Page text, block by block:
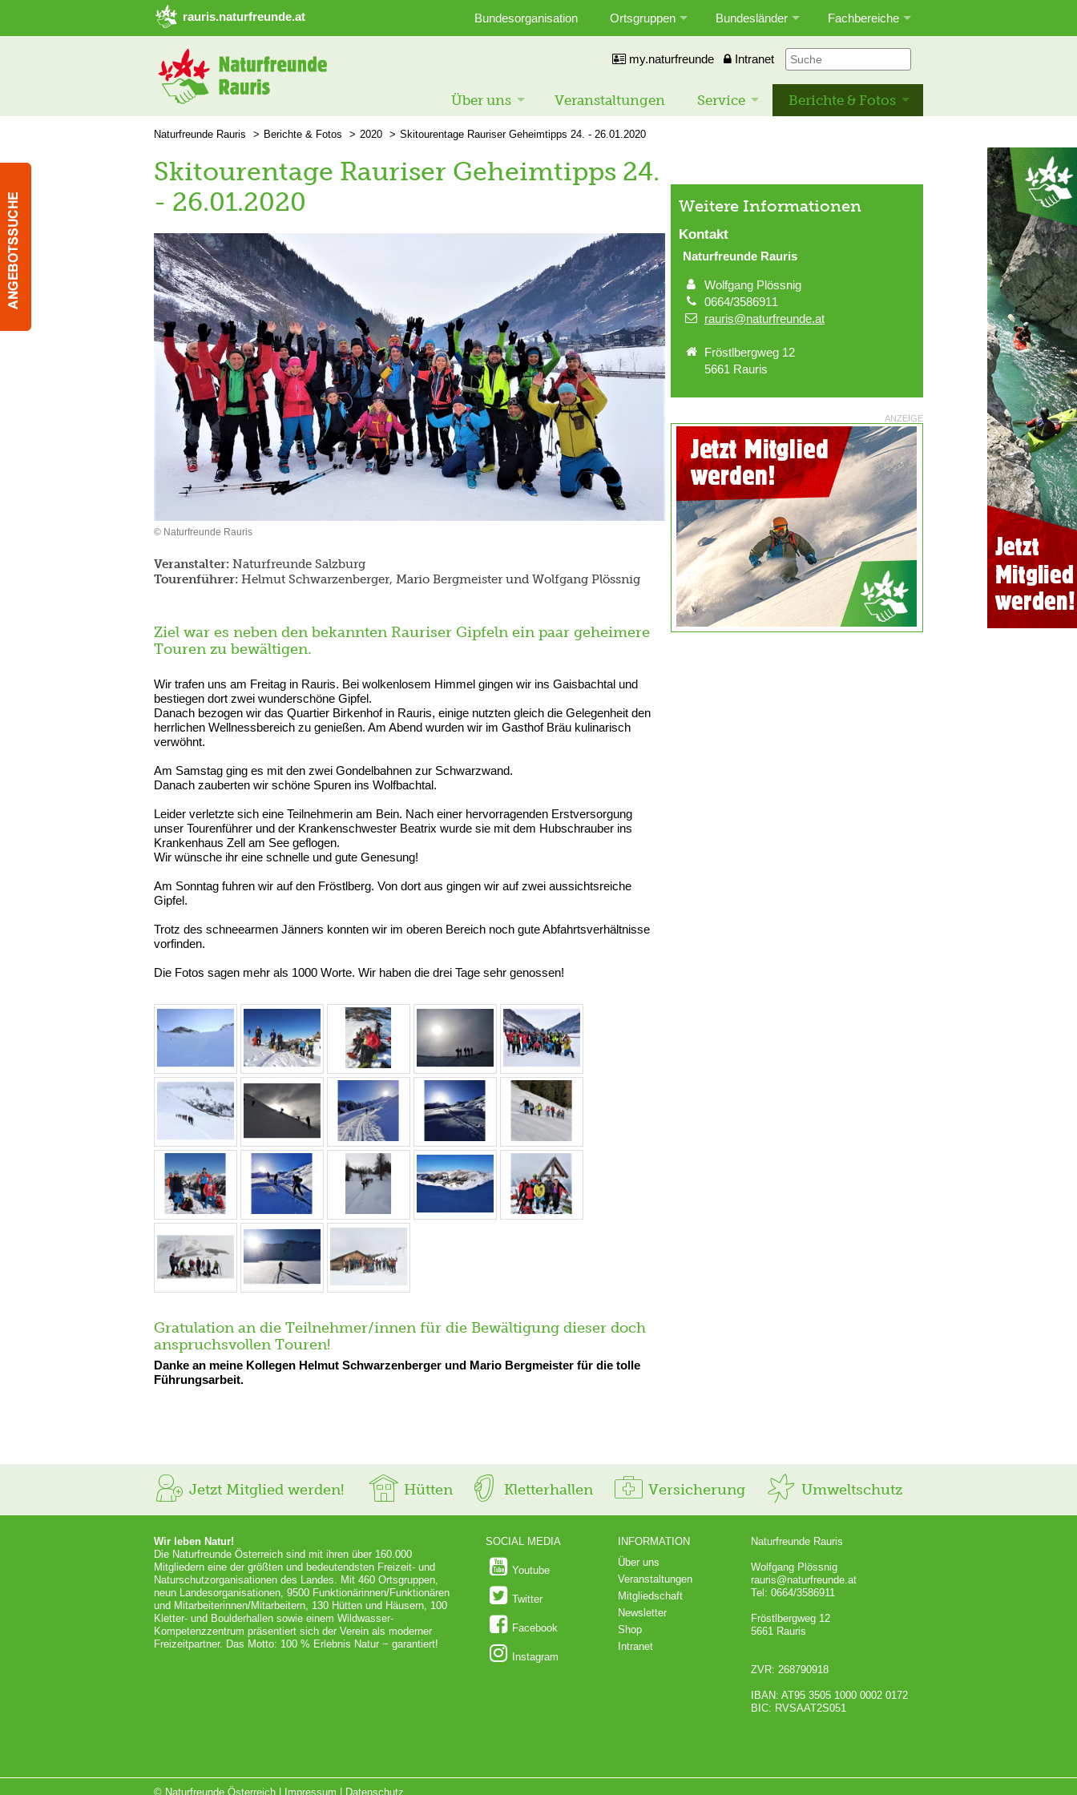
➜ Hauptregion der Seite anspringen
rauris.naturfreunde.at Bundesorganisation Ortsgruppen Bundesländer Fachbereiche
my.naturfreunde Intranet
Über uns Veranstaltungen Service Berichte & Fotos
Naturfreunde Rauris Berichte & Fotos 2020 Skitourentage Rauriser Geheimtipps 24. - 26.01.2020
Skitourentage Rauriser Geheimtipps 24.
- 26.01.2020
© Naturfreunde Rauris
Veranstalter: Naturfreunde Salzburg
Tourenführer: Helmut Schwarzenberger, Mario Bergmeister und Wolfgang Plössnig
Ziel war es neben den bekannten Rauriser Gipfeln ein paar geheimere
Touren zu bewältigen.
Wir trafen uns am Freitag in Rauris. Bei wolkenlosem Himmel gingen wir ins Gaisbachtal und
bestiegen dort zwei wunderschöne Gipfel.
Danach bezogen wir das Quartier Birkenhof in Rauris, einige nutzten gleich die Gelegenheit den
herrlichen Wellnessbereich zu genießen. Am Abend wurden wir im Gasthof Bräu kulinarisch
verwöhnt.
Am Samstag ging es mit den zwei Gondelbahnen zur Schwarzwand.
Danach zauberten wir schöne Spuren ins Wolfbachtal.
Leider verletzte sich eine Teilnehmerin am Bein. Nach einer hervorragenden Erstversorgung
unser Tourenführer und der Krankenschwester Beatrix wurde sie mit dem Hubschrauber ins
Krankenhaus Zell am See geflogen.
Wir wünsche ihr eine schnelle und gute Genesung!
Am Sonntag fuhren wir auf den Fröstlberg. Von dort aus gingen wir auf zwei aussichtsreiche
Gipfel.
Trotz des schneearmen Jänners konnten wir im oberen Bereich noch gute Abfahrtsverhältnisse
vorfinden.
Die Fotos sagen mehr als 1000 Worte. Wir haben die drei Tage sehr genossen!
Gratulation an die Teilnehmer/innen für die Bewältigung dieser doch
anspruchsvollen Touren!
Danke an meine Kollegen Helmut Schwarzenberger und Mario Bergmeister für die tolle
Führungsarbeit.
Weitere Informationen
Kontakt
Naturfreunde Rauris
Wolfgang Plössnig
0664/3586911
rauris@naturfreunde.at
Fröstlbergweg 12
5661 Rauris
ANZEIGE
Jetzt Mitglied werden! Hütten Kletterhallen Versicherung Umweltschutz
Wir leben Natur!
Die Naturfreunde Österreich sind mit ihren über 160.000
Mitgliedern eine der größten und bedeutendsten Freizeit- und
Naturschutzorganisationen des Landes. Mit 460 Ortsgruppen,
neun Landesorganisationen, 9500 Funktionärinnen/Funktionären
und Mitarbeiterinnen/Mitarbeitern, 130 Hütten und Häusern, 100
Kletter- und Boulderhallen sowie einem Wildwasser-
Kompetenzzentrum präsentiert sich der Verein als moderner
Freizeitpartner. Das Motto: 100 % Erlebnis Natur − garantiert!
SOCIAL MEDIA
Youtube
Twitter
Facebook
Instagram
INFORMATION
Über uns
Veranstaltungen
Mitgliedschaft
Newsletter
Shop
Intranet
Naturfreunde Rauris
Wolfgang Plössnig
rauris@naturfreunde.at
Tel: 0664/3586911
Fröstlbergweg 12
5661 Rauris
ZVR: 268790918
IBAN: AT95 3505 1000 0002 0172
BIC: RVSAAT2S051
© Naturfreunde Österreich | Impressum | Datenschutz